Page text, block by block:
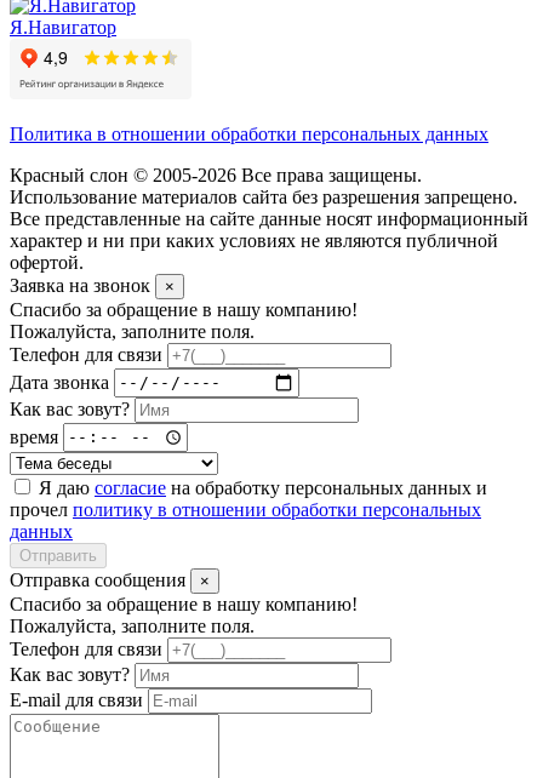
Я.Навигатор
Политика в отношении обработки персональных данных
Красный слон © 2005-2026 Все права защищены.
Использование материалов сайта без разрешения запрещено.
Все представленные на сайте данные носят информационный
характер и ни при каких условиях не являются публичной
офертой.
Заявка на звонок
×
Спасибо за обращение в нашу компанию!
Пожалуйста, заполните поля.
Телефон для связи
Дата звонка
Как вас зовут?
время
Я даю согласие на обработку персональных данных и
прочел политику в отношении обработки персональных
данных
Отправить
Отправка сообщения ×
Спасибо за обращение в нашу компанию!
Пожалуйста, заполните поля.
Телефон для связи
Как вас зовут?
E-mail для связи